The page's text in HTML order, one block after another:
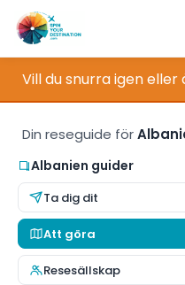
Resmål
Bläddra efter intresse
Hur det fungerar
Om oss
Kontakt
Vill du snurra igen eller
Din reseguide för
Albanien guider
Ta dig dit
Att göra
Resesällskap